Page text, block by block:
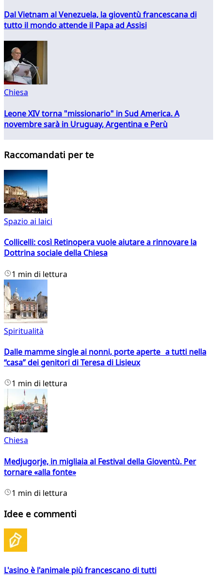
Dal Vietnam al Venezuela, la gioventù francescana di
tutto il mondo attende il Papa ad Assisi
Chiesa
Leone XIV torna "missionario" in Sud America. A
novembre sarà in Uruguay, Argentina e Perù
Raccomandati per te
Spazio ai laici
Collicelli: così Retinopera vuole aiutare a rinnovare la
Dottrina sociale della Chiesa
1 min di lettura
Spiritualità
Dalle mamme single ai nonni, porte aperte a tutti nella
“casa” dei genitori di Teresa di Lisieux
1 min di lettura
Chiesa
Medjugorje, in migliaia al Festival della Gioventù. Per
tornare «alla fonte»
1 min di lettura
Idee e commenti
L'asino è l'animale più francescano di tutti